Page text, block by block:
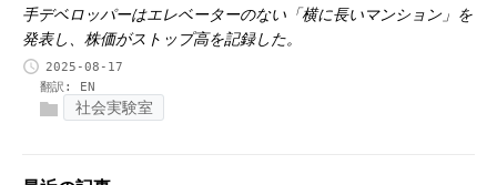
手デベロッパーはエレベーターのない「横に長いマンション」を
発表し、株価がストップ高を記録した。
2025-08-17
翻訳: EN
社会実験室